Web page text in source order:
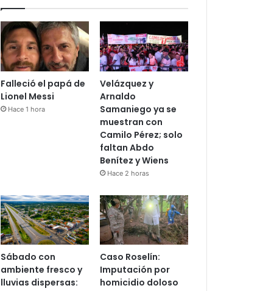
Falleció el papá de
Lionel Messi
Hace 1 hora
Velázquez y
Arnaldo
Samaniego ya se
muestran con
Camilo Pérez; solo
faltan Abdo
Benítez y Wiens
Hace 2 horas
Sábado con
ambiente fresco y
lluvias dispersas:
Caso Roselín:
Imputación por
homicidio doloso